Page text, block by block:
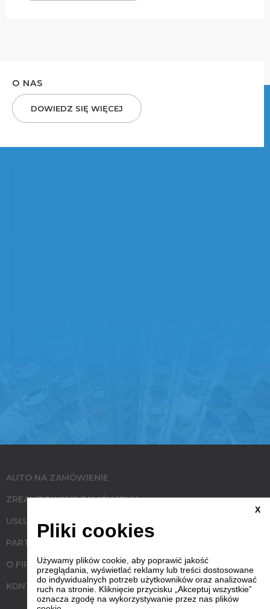
O NAS
DOWIEDZ SIĘ WIĘCEJ
AUTO NA ZAMÓWIENIE
ZREALIZOWANE ZAMÓWIENIA
USŁUGI
PARTNERZY
O FIRMIE
KONTAKT
X
Pliki cookies
Używamy plików cookie, aby poprawić jakość
przeglądania, wyświetlać reklamy lub treści dostosowane
do indywidualnych potrzeb użytkowników oraz analizować
ruch na stronie. Kliknięcie przycisku „Akceptuj wszystkie”
oznacza zgodę na wykorzystywanie przez nas plików